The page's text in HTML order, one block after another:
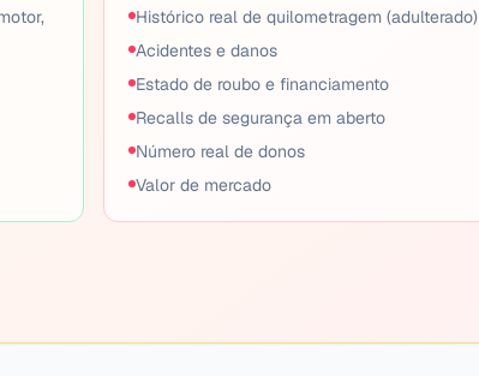
Histórico real de quilometragem (adulterado)
Acidentes e danos
Estado de roubo e financiamento
Recalls de segurança em aberto
Número real de donos
Valor de mercado